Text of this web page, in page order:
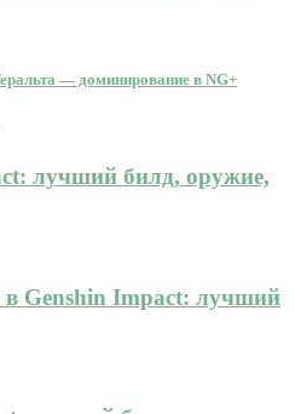
— доминирование в NG+
лучший билд, оружие,
Genshin Impact: лучший